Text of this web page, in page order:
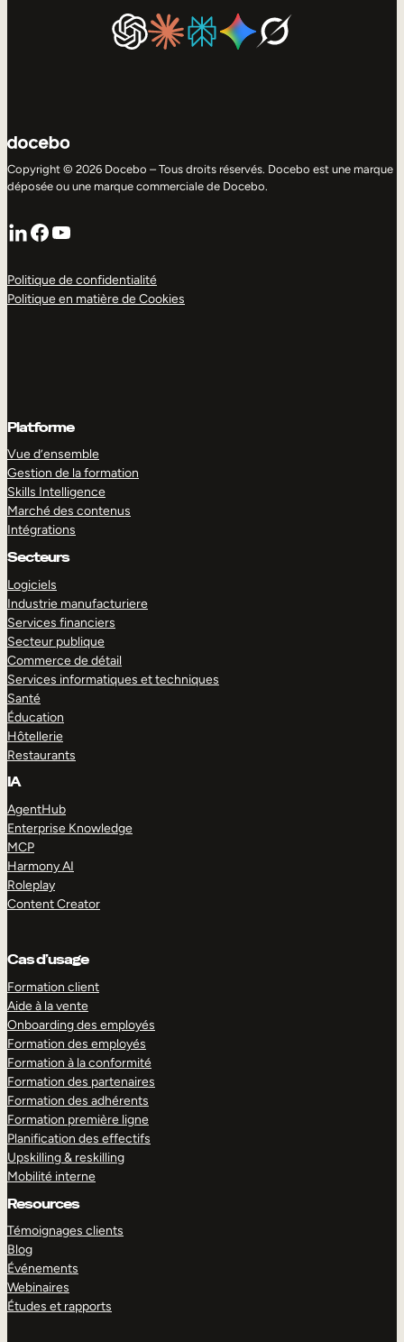
Copyright © 2026 Docebo – Tous droits réservés. Docebo est une marque
déposée ou une marque commerciale de Docebo.
LinkedIn
Facebook
YouTube
Politique de confidentialité
Politique en matière de Cookies
Platforme
Vue d’ensemble
Gestion de la formation
Skills Intelligence
Marché des contenus
Intégrations
Secteurs
Logiciels
Industrie manufacturiere
Services financiers
Secteur publique
Commerce de détail
Services informatiques et techniques
Santé
Éducation
Hôtellerie
Restaurants
IA
AgentHub
Enterprise Knowledge
MCP
Harmony AI
Roleplay
Content Creator
Cas d’usage
Formation client
Aide à la vente
Onboarding des employés
Formation des employés
Formation à la conformité
Formation des partenaires
Formation des adhérents
Formation première ligne
Planification des effectifs
Upskilling & reskilling
Mobilité interne
Resources
Témoignages clients
Blog
Événements
Webinaires
Études et rapports